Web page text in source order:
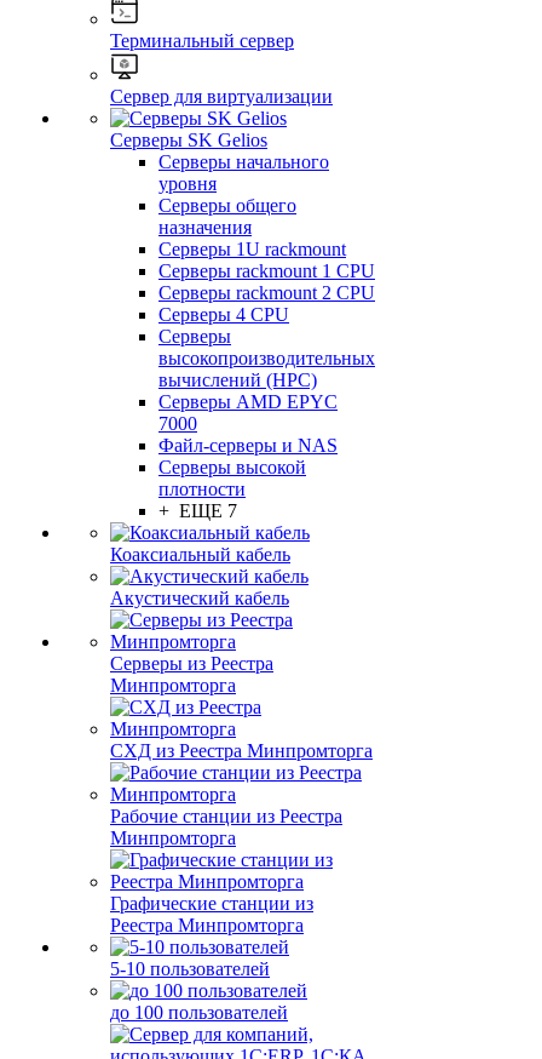
Терминальный сервер
Сервер для виртуализации
Серверы SK Gelios
Серверы начального
уровня
Серверы общего
назначения
Серверы 1U rackmount
Серверы rackmount 1 CPU
Серверы rackmount 2 CPU
Серверы 4 CPU
Серверы
высокопроизводительных
вычислений (HPC)
Серверы AMD EPYC
7000
Файл-серверы и NAS
Серверы высокой
плотности
+ ЕЩЕ 7
Коаксиальный кабель
Акустический кабель
Серверы из Реестра
Минпромторга
СХД из Реестра Минпромторга
Рабочие станции из Реестра
Минпромторга
Графические станции из
Реестра Минпромторга
5-10 пользователей
до 100 пользователей